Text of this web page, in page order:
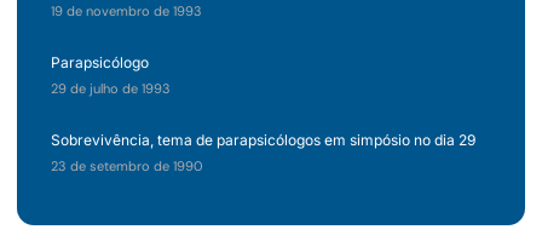
19 de novembro de 1993
Parapsicólogo
29 de julho de 1993
Sobrevivência, tema de parapsicólogos em simpósio no dia 29
23 de setembro de 1990